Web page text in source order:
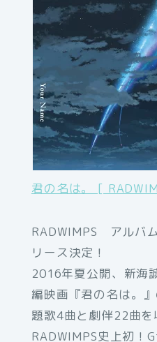
君の名は。 [
RADWIMPS アルバ
リース決定！
2016年夏公開、新海
編映画『君の名は。
題歌4曲と劇伴22曲を
RADWIMPS史上初！